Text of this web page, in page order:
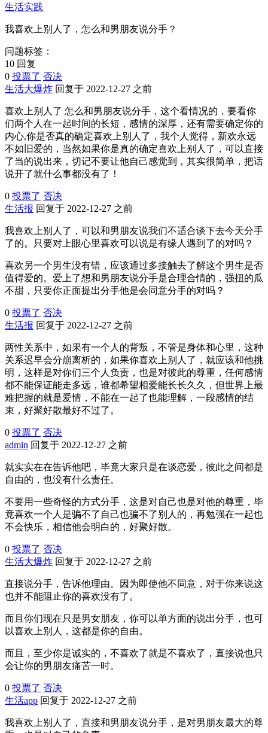
生活实践
我喜欢上别人了，怎么和男朋友说分手？
问题标签：
10 回复
0 投票了 否决
生活大爆炸 回复于 2022-12-27 之前
喜欢上别人了 怎么和男朋友说分手，这个看情况的，要看你
们两个人在一起时间的长短，感情的深厚，还有需要确定你的
内心,你是否真的确定喜欢上别人了，我个人觉得，新欢永远
不如旧爱的，当然如果你是真的确定喜欢上别人了，可以直接
了当的说出来，切记不要让他自己感觉到，其实很简单，把话
说开了就什么事都没有了！
0 投票了 否决
生活报 回复于 2022-12-27 之前
我喜欢上别人了，可以和男朋友说我们不适合谈下去今天分手
了的。只要对上眼心里喜欢可以说是有缘人遇到了的对吗？
喜欢另一个男生没有错，应该通过多接触去了解这个男生是否
值得爱的。爱上了想和男朋友说分手是合理合情的，强扭的瓜
不甜，只要你正面提出分手他是会同意分手的对吗？
0 投票了 否决
生活报 回复于 2022-12-27 之前
两性关系中，如果有一个人的背叛，不管是身体和心里，这种
关系迟早会分崩离析的，如果你喜欢上别人了，就应该和他挑
明，这样是对你们三个人负责，也是对彼此的尊重，任何感情
都不能保证能走多远，谁都希望相爱能长长久久，但世界上最
难把握的就是爱情，不能在一起了也能理解，一段感情的结
束，好聚好散最好不过了。
0 投票了 否决
admin 回复于 2022-12-27 之前
就实实在在告诉他吧，毕竟大家只是在谈恋爱，彼此之间都是
自由的，也没有什么责任。
不要用一些奇怪的方式分手，这是对自己也是对他的尊重，毕
竟喜欢一个人是骗不了自己也骗不了别人的，再勉强在一起也
不会快乐，相信他会明白的，好聚好散。
0 投票了 否决
生活大爆炸 回复于 2022-12-27 之前
直接说分手，告诉他理由。因为即使他不同意，对于你来说这
也并不能阻止你的喜欢没有了。
而且你们现在只是男女朋友，你可以单方面的说出分手，也可
以喜欢上别人，这都是你的自由。
而且，至少你是诚实的，不喜欢了就是不喜欢了，直接说也只
会让你的男朋友痛苦一时。
0 投票了 否决
生活app 回复于 2022-12-27 之前
我喜欢上别人了，直接和男朋友说分手，是对男朋友最大的尊